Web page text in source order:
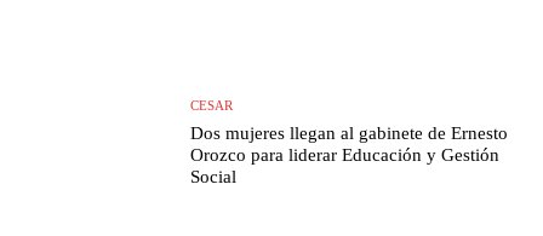
CESAR
Dos mujeres llegan al gabinete de Ernesto
Orozco para liderar Educación y Gestión
Social